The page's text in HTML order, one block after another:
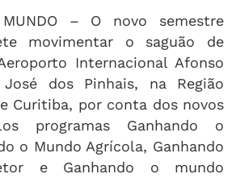
MUNDO – O novo semestre
movimentar o saguão de
Internacional Afonso
dos Pinhais, na Região
Curitiba, por conta dos novos
programas Ganhando o
o Mundo Agrícola, Ganhando
e Ganhando o mundo